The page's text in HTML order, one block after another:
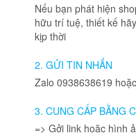
Nếu bạn phát hiện
hữu trí tuệ, thiết kế
kịp thời
2. GỬI TIN NHẮN
Zalo 0938638619
3. CUNG CẤP BẰNG
=> Gởi link hoặc hình